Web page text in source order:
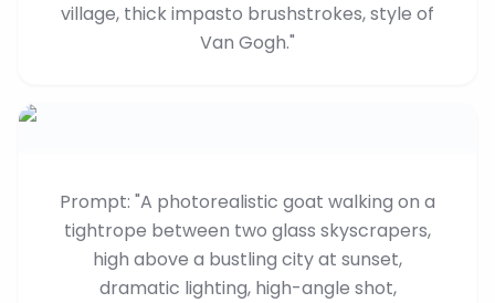
village, thick impasto brushstrokes, style of
Van Gogh."
Prompt: "A photorealistic goat walking on a
tightrope between two glass skyscrapers,
high above a bustling city at sunset,
dramatic lighting, high-angle shot,